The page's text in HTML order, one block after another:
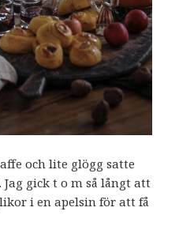
och lite glögg satte
gick t o m så långt att
i en apelsin för att få